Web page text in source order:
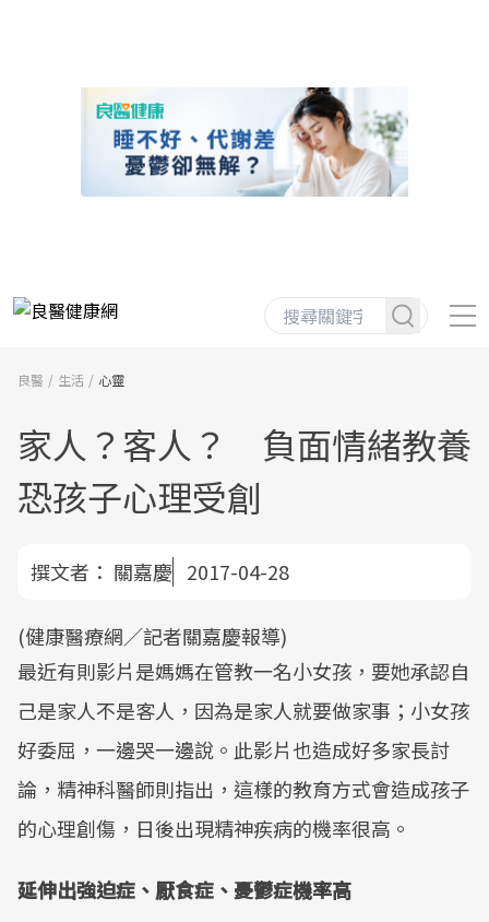
良醫 生活 心靈
家人？客人？ 負面情緒教養
恐孩子心理受創
撰文者： 關嘉慶 2017-04-28
(健康醫療網／記者關嘉慶報導)
最近有則影片是媽媽在管教一名小女孩，要她承認自
己是家人不是客人，因為是家人就要做家事；小女孩
好委屈，一邊哭一邊說。此影片也造成好多家長討
論，精神科醫師則指出，這樣的教育方式會造成孩子
的心理創傷，日後出現精神疾病的機率很高。
延伸出強迫症、厭食症、憂鬱症機率高